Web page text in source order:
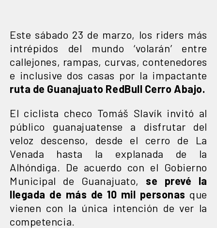
Este sábado 23 de marzo, los riders más
intrépidos del mundo ‘volarán’ entre
callejones, rampas, curvas, contenedores
e inclusive dos casas por la impactante
ruta de Guanajuato RedBull Cerro Abajo.
El ciclista checo Tomáš Slavík invitó al
público guanajuatense a disfrutar del
veloz descenso, desde el cerro de La
Venada hasta la explanada de la
Alhóndiga. De acuerdo con el Gobierno
Municipal de Guanajuato, se prevé la
llegada de más de 10 mil personas que
vienen con la única intención de ver la
competencia.